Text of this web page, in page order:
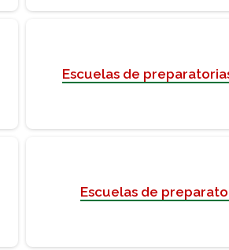
Escuelas de
Escuelas de